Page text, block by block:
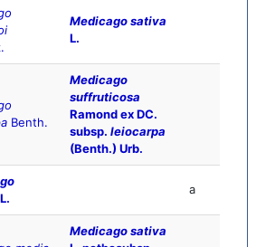
Medicago sativa
L.
Benth.
Medicago
suffruticosa
Ramond ex DC.
subsp. leiocarpa
(Benth.) Urb.
L.
a
Medicago sativa